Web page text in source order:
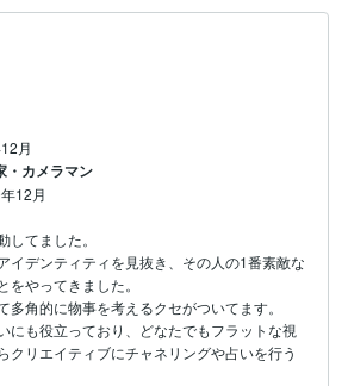
月
・カメラマン
12月
てました。
イデンティティを見抜き、その人の1番素敵な
をやってきました。
多角的に物事を考えるクセがついてます。
にも役立っており、どなたでもフラットな視
クリエイティブにチャネリングや占いを行う